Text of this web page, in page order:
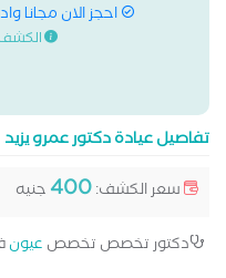
احجز الان مجانا
تفاصيل عيادة دكتور عمرو يزيد
سعر الكشف:400 جنيه
دكتور تخصص تخصص عيون